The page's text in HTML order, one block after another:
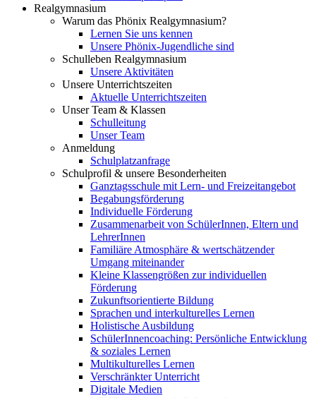
Realgymnasium
Warum das Phönix Realgymnasium?
Lernen Sie uns kennen
Unsere Phönix-Jugendliche sind
Schulleben Realgymnasium
Unsere Aktivitäten
Unsere Unterrichtszeiten
Aktuelle Unterrichtszeiten
Unser Team & Klassen
Schulleitung
Unser Team
Anmeldung
Schulplatzanfrage
Schulprofil & unsere Besonderheiten
Ganztagsschule mit Lern- und Freizeitangebot
Begabungsförderung
Individuelle Förderung
Zusammenarbeit von SchülerInnen, Eltern und
LehrerInnen
Familiäre Atmosphäre & wertschätzender
Umgang miteinander
Kleine Klassengrößen zur individuellen
Förderung
Zukunftsorientierte Bildung
Sprachen und interkulturelles Lernen
Holistische Ausbildung
SchülerInnencoaching: Persönliche Entwicklung
& soziales Lernen
Multikulturelles Lernen
Verschränkter Unterricht
Digitale Medien